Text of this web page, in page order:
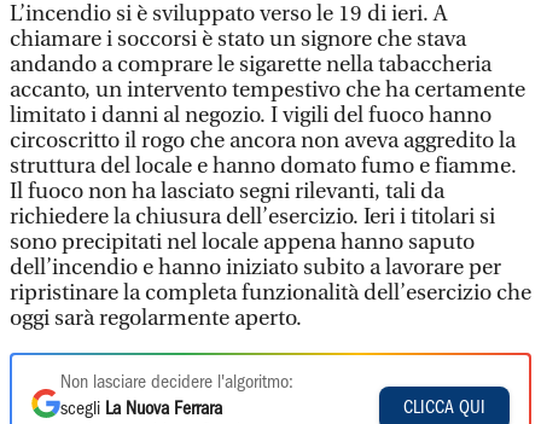
L’incendio si è sviluppato verso le 19 di ieri. A
chiamare i soccorsi è stato un signore che stava
andando a comprare le sigarette nella tabaccheria
accanto, un intervento tempestivo che ha certamente
limitato i danni al negozio. I vigili del fuoco hanno
circoscritto il rogo che ancora non aveva aggredito la
struttura del locale e hanno domato fumo e fiamme.
Il fuoco non ha lasciato segni rilevanti, tali da
richiedere la chiusura dell’esercizio. Ieri i titolari si
sono precipitati nel locale appena hanno saputo
dell’incendio e hanno iniziato subito a lavorare per
ripristinare la completa funzionalità dell’esercizio che
oggi sarà regolarmente aperto.
Non lasciare decidere l'algoritmo:
scegli La Nuova Ferrara
CLICCA QUI